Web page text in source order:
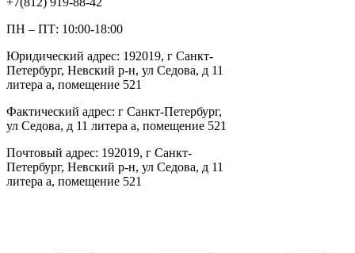
ПН – ПТ: 10:00-18:00
Юридический адрес: 192019, г Санкт-
Петербург, Невский р-н, ул Седова, д 11
литера а, помещение 521
Фактический адрес: г Санкт-Петербург,
ул Седова, д 11 литера а, помещение 521
Почтовый адрес: 192019, г Санкт-
Петербург, Невский р-н, ул Седова, д 11
литера а, помещение 521